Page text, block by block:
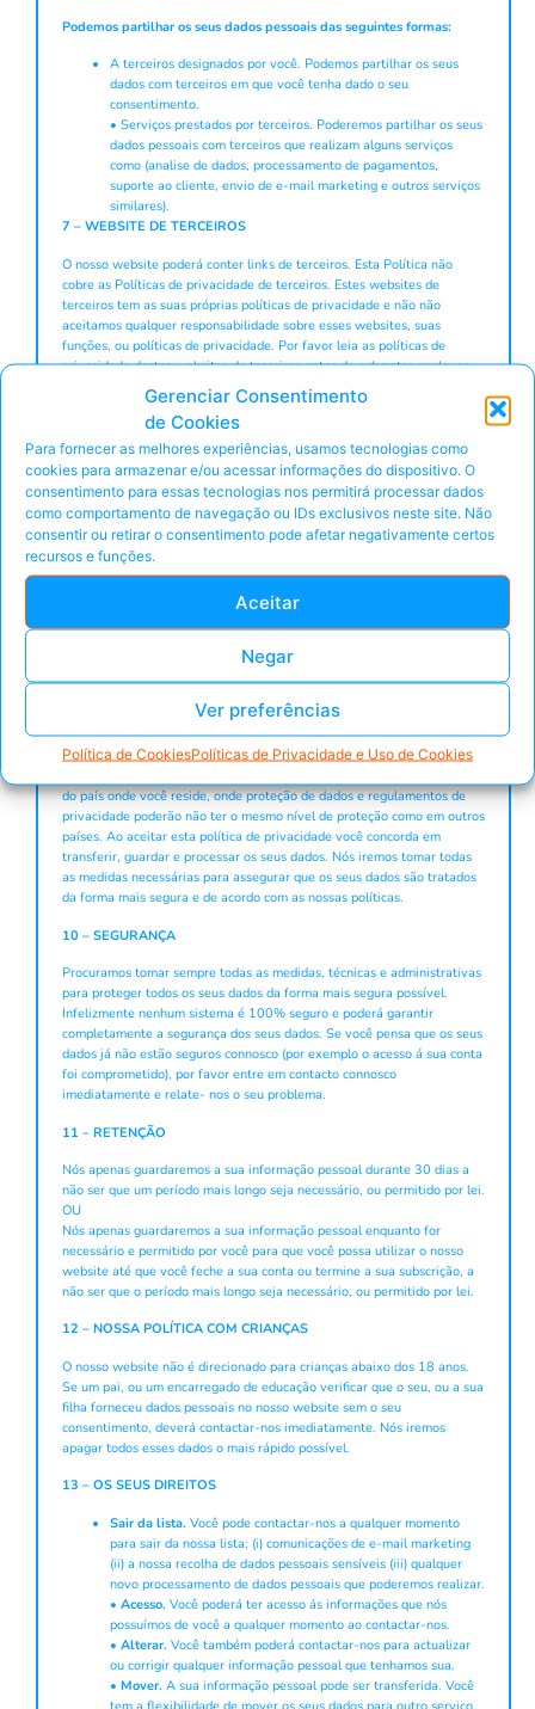
Gerenciar Consentimento
de Cookies
Para fornecer as melhores experiências, usamos tecnologias como
cookies para armazenar e/ou acessar informações do dispositivo. O
consentimento para essas tecnologias nos permitirá processar dados
como comportamento de navegação ou IDs exclusivos neste site. Não
consentir ou retirar o consentimento pode afetar negativamente certos
recursos e funções.
Aceitar
Negar
Ver preferências
Política de CookiesPolíticas de Privacidade e Uso de Cookies
Podemos partilhar os seus dados pessoais das seguintes formas:
A terceiros designados por você. Podemos partilhar os seus
dados com terceiros em que você tenha dado o seu
consentimento.
• Serviços prestados por terceiros. Poderemos partilhar os seus
dados pessoais com terceiros que realizam alguns serviços
como (analise de dados, processamento de pagamentos,
suporte ao cliente, envio de e-mail marketing e outros serviços
similares).
7 – WEBSITE DE TERCEIROS
O nosso website poderá conter links de terceiros. Esta Política não
cobre as Políticas de privacidade de terceiros. Estes websites de
terceiros tem as suas próprias políticas de privacidade e não não
aceitamos qualquer responsabilidade sobre esses websites, suas
funções, ou políticas de privacidade. Por favor leia as políticas de
privacidade destes websites de terceiros antes de submeter qualquer
8 – CONTEÚDO GERADO PELO UTILIZADOR
Poderá partilhar os seus dados pessoais connosco quando submete e
gera conteúdo no nosso website, incluí comentários no blog, mensagens
de suporte no nosso website. Por favor tenha noção que qualquer
informação que você publique no nosso website torna-se de
conhecimento publico e ficará acessível a todos os usuários do nosso
website incluíndo visitantes. Sugerimos que tenha muito cuidado
quando decidir tornar publico os seus dados pessoais, ou qualquer outra
informação no nosso website. Qualquer informação pessoal publicada
no nosso website não ficará privada ou confidencial.
Se você nos der alguma review, ou comentário, nós poderemos tornar
publico essas informações no nosso website.
9 – TRANSFERÊNCIA DE DADOS INTERNACIONAL
As suas informações incluíndo dados pessoais que recolhemos de você,
do país onde você reside, onde proteção de dados e regulamentos de
privacidade poderão não ter o mesmo nível de proteção como em outros
países. Ao aceitar esta política de privacidade você concorda em
transferir, guardar e processar os seus dados. Nós iremos tomar todas
as medidas necessárias para assegurar que os seus dados são tratados
da forma mais segura e de acordo com as nossas políticas.
10 – SEGURANÇA
Procuramos tomar sempre todas as medidas, técnicas e administrativas
para proteger todos os seus dados da forma mais segura possível.
Infelizmente nenhum sistema é 100% seguro e poderá garantir
completamente a segurança dos seus dados. Se você pensa que os seus
dados já não estão seguros connosco (por exemplo o acesso á sua conta
foi comprometido), por favor entre em contacto connosco
imediatamente e relate- nos o seu problema.
11 – RETENÇÃO
Nós apenas guardaremos a sua informação pessoal durante 30 dias a
não ser que um período mais longo seja necessário, ou permitido por lei.
OU
Nós apenas guardaremos a sua informação pessoal enquanto for
necessário e permitido por você para que você possa utilizar o nosso
website até que você feche a sua conta ou termine a sua subscrição, a
não ser que o período mais longo seja necessário, ou permitido por lei.
12 – NOSSA POLÍTICA COM CRIANÇAS
O nosso website não é direcionado para crianças abaixo dos 18 anos.
Se um pai, ou um encarregado de educação verificar que o seu, ou a sua
filha forneceu dados pessoais no nosso website sem o seu
consentimento, deverá contactar-nos imediatamente. Nós iremos
apagar todos esses dados o mais rápido possível.
13 – OS SEUS DIREITOS
Sair da lista. Você pode contactar-nos a qualquer momento
para sair da nossa lista; (i) comunicações de e-mail marketing
(ii) a nossa recolha de dados pessoais sensíveis (iii) qualquer
novo processamento de dados pessoais que poderemos realizar.
• Acesso. Você poderá ter acesso ás informações que nós
possuímos de você a qualquer momento ao contactar-nos.
• Alterar. Você também poderá contactar-nos para actualizar
ou corrigir qualquer informação pessoal que tenhamos sua.
• Mover. A sua informação pessoal pode ser transferida. Você